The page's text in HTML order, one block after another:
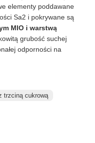
elementy poddawane
Sa2 i pokrywane są
MIO i warstwą
grubość suchej
odporności na
trzciną cukrową